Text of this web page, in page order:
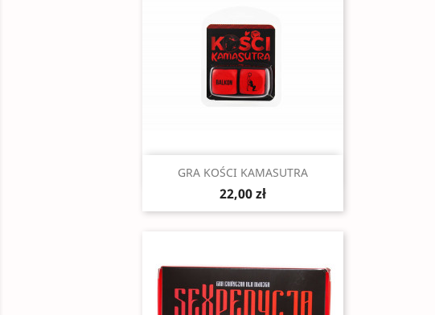
Szybki podgląd
GRA KOŚCI KAMASUTRA
22,00 zł